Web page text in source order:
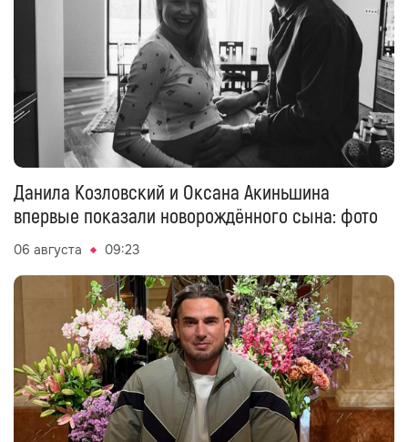
Данила Козловский и Оксана Акиньшина
впервые показали новорождённого сына: фото
06 августа 09:23